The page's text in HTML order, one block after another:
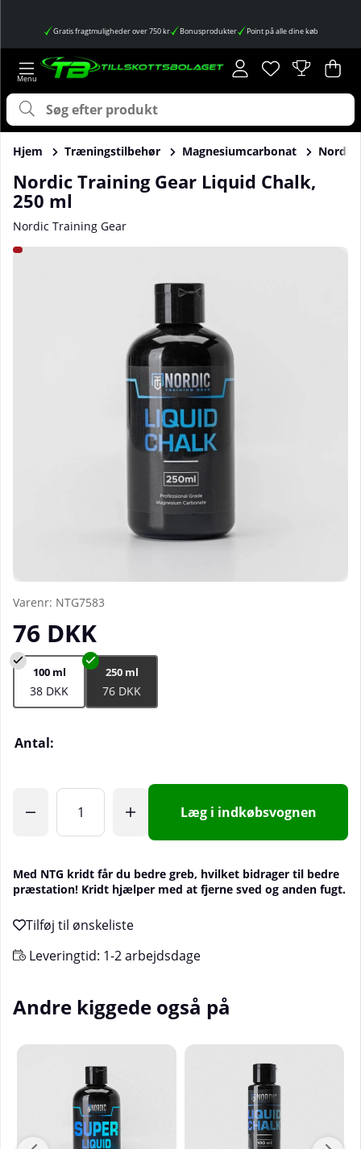
Gratis fragtmuligheder over 750 kr Bonusprodukter Point på alle dine køb
Ønskeliste
Antal på
. .
Hjem Træningstilbehør Magnesiumcarbonat Nordic
Nordic Training Gear Liquid Chalk,
250 ml
Nordic Training Gear
Produktbilleder Nordic Training Gear Liquid Chalk, 250 ml
Varenr: NTG7583
76 DKK
100 ml
38 DKK
250 ml
76 DKK
Antal:
Læg i indkøbsvognen
Med NTG kridt får du bedre greb, hvilket bidrager til bedre
præstation! Kridt hjælper med at fjerne sved og anden fugt.
Leveringtid: 1-2 arbejdsdage
Andre kiggede også på